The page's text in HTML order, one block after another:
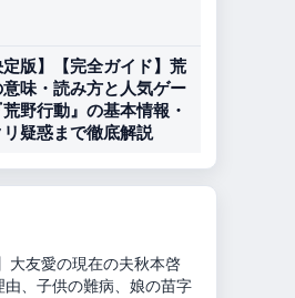
定版】【完全ガイド】荒
意味・読み方と人気ゲー
野行動』の基本情報・
疑惑まで徹底解説
ハンとは？何をした人か徹
ンゴル帝国建国、妻・子